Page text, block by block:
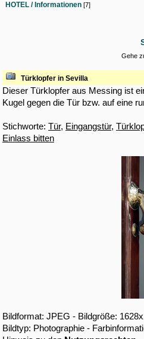
HOTEL / Informationen [7]
Gehe
Türklopfer in Sevilla
Dieser Türklopfer aus Messing ist
Kugel gegen die Tür bzw. auf eine
Stichworte: Tür, Eingangstür,
Einlass bitten
Bildformat: JPEG - Bildgröße:
Bildtyp: Photographie -